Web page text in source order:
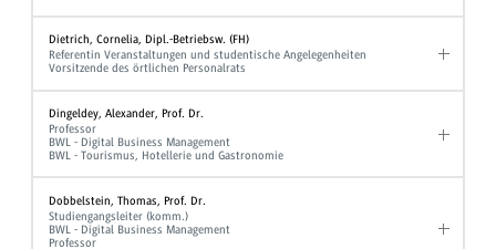
Dietrich, Cornelia, Dipl.-Betriebsw. (FH)
Referentin Veranstaltungen und studentische Angelegenheiten
Vorsitzende des örtlichen Personalrats
Dingeldey, Alexander, Prof. Dr.
Professor
BWL - Digital Business Management
BWL - Tourismus, Hotellerie und Gastronomie
Dobbelstein, Thomas, Prof. Dr.
Studiengangsleiter (komm.)
BWL - Digital Business Management
Professor